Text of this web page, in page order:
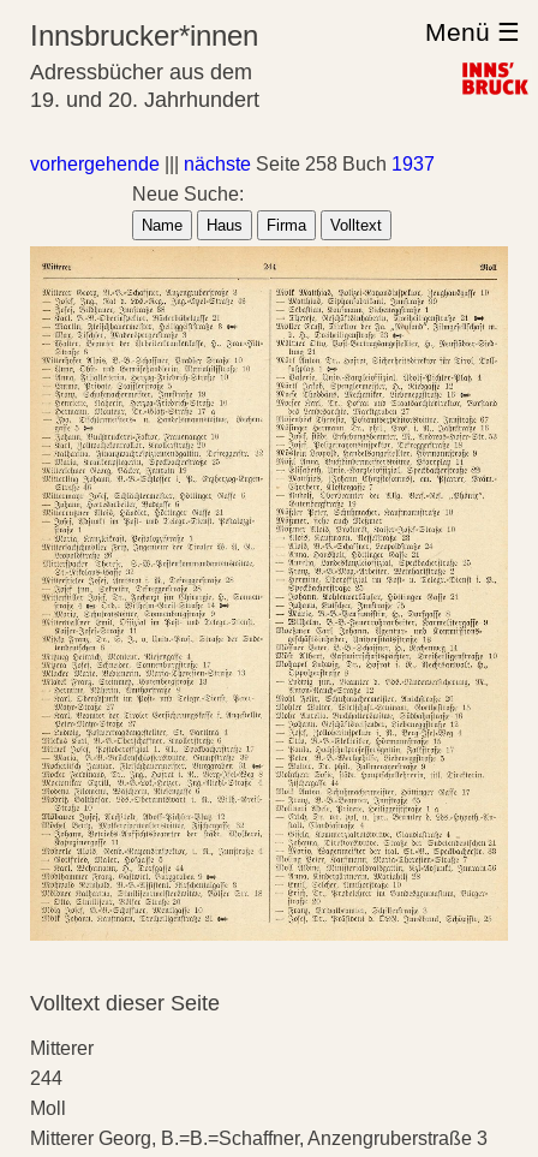
Innsbrucker*innen
Adressbücher aus dem
19. und 20. Jahrhundert
Menü ☰
vorhergehende nächste Seite 258 Buch 1937
Neue Suche:
Name Haus Firma Volltext
Volltext dieser Seite
Mitterer
244
Moll
Mitterer Georg, B.=B.=Schaffner, Anzengruberstraße 3